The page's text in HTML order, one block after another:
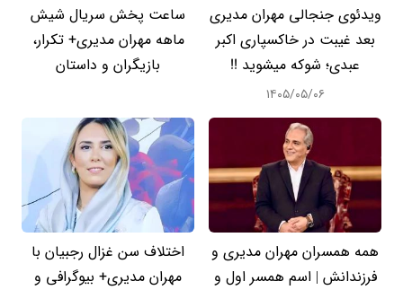
ویدئوی جنجالی مهران مدیری
بعد غیبت در خاکسپاری اکبر
عبدی؛ شوکه میشوید !!
۱۴۰۵/۰۵/۰۶
ساعت پخش سریال شیش
ماهه مهران مدیری+ تکرار،
بازیگران و داستان
همه همسران مهران مدیری و
فرزندانش | اسم همسر اول و
اختلاف سن غزال رجبیان با
مهران مدیری+ بیوگرافی و